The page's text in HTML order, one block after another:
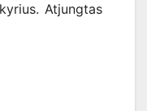
Atjungtas